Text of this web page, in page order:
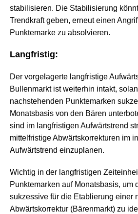
stabilisieren. Die Stabilisierung
Trendkraft geben, erneut einen
Punktemarke zu absolvieren.
Langfristig:
Der vorgelagerte langfristige
Bullenmarkt ist weiterhin intakt,
nachstehenden Punktemarken
Monatsbasis von den Bären
sind im langfristigen Aufwärtstrend
mittelfristige Abwärtskorrekturen im
Aufwärtstrend einzuplanen.
Wichtig in der langfristigen
Punktemarken auf Monatsbasis, um
sukzessive für die Etablierung einer
Abwärtskorrektur (Bärenmarkt) zu